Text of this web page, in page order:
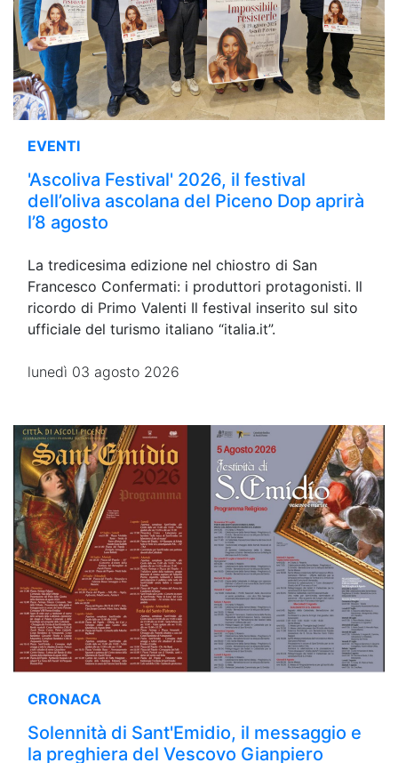
EVENTI
'Ascoliva Festival' 2026, il festival
dell’oliva ascolana del Piceno Dop aprirà
l’8 agosto
La tredicesima edizione nel chiostro di San
Francesco Confermati: i produttori protagonisti. Il
ricordo di Primo Valenti Il festival inserito sul sito
ufficiale del turismo italiano “italia.it”.
lunedì 03 agosto 2026
CRONACA
Solennità di Sant'Emidio, il messaggio e
la preghiera del Vescovo Gianpiero